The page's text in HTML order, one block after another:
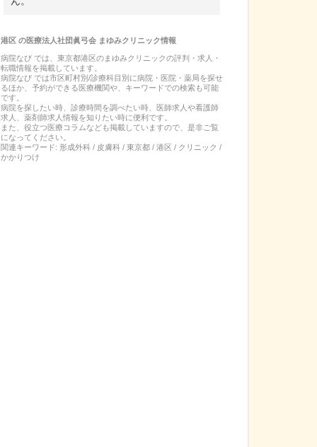
港区の医療法人社団眞弓会 まゆみクリニック情報
病院なび では、 東京都港区のまゆみクリニックの評判・求人・
転職情報を掲載しています。
病院なび では市区町村別/診療科目別に病院・医院・薬局を探せ
るほか、予約ができる医療機関や、キーワードでの検索も可能
です。
病院を探したい時、診療時間を調べたい時、医師求人や看護師
求人、薬剤師求人情報を知りたい時に便利です。
また、役立つ医療コラムなども掲載していますので、是非ご覧
になってください。
関連キーワード: 形成外科 / 皮膚科 / 東京都 / 港区 / クリニック /
かかりつけ